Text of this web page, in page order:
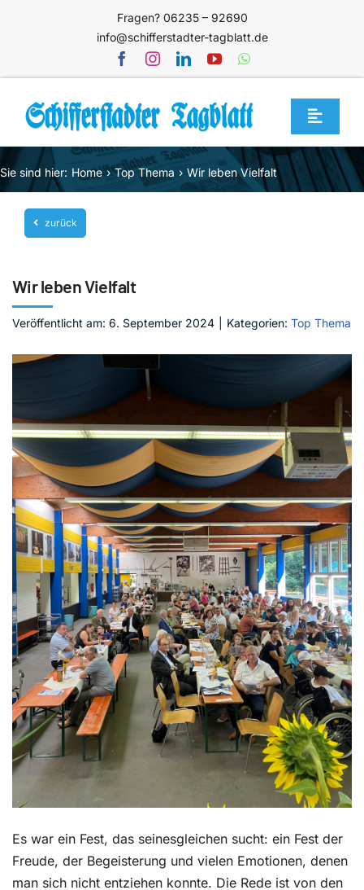
Fragen? 06235 – 92690
info@schifferstadter-tagblatt.de
Toggle
Home
Themen
Blog
Service
Mediathek
Jetzt abonnieren
Sie sind hier: Home Top Thema Wir leben Vielfalt
zurück
Wir leben Vielfalt
Veröffentlicht am: 6. September 2024 Kategorien: Top Thema
Es war ein Fest, das seinesgleichen sucht: ein Fest der
Freude, der Begeisterung und vielen Emotionen, denen
man sich nicht entziehen konnte. Die Rede ist von den